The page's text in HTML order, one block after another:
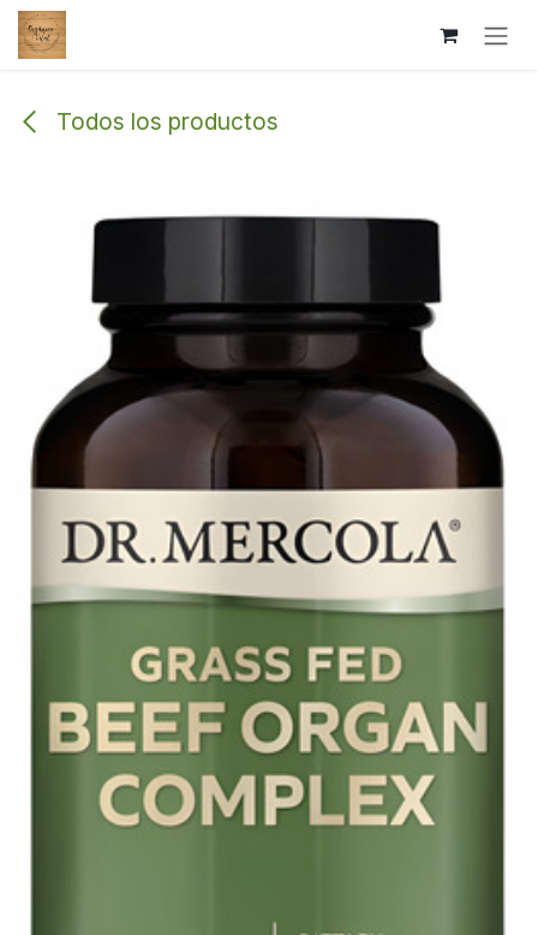
Ir al contenido
Todos los productos